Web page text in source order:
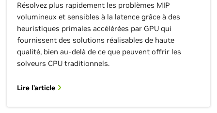
Résolvez plus rapidement les problèmes MIP
volumineux et sensibles à la latence grâce à des
heuristiques primales accélérées par GPU qui
fournissent des solutions réalisables de haute
qualité, bien au-delà de ce que peuvent offrir les
solveurs CPU traditionnels.
Lire l’article